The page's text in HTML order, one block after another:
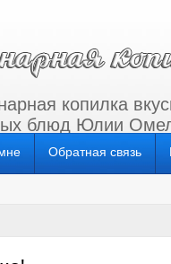
копилка
блюд Юлии
Обратная связь